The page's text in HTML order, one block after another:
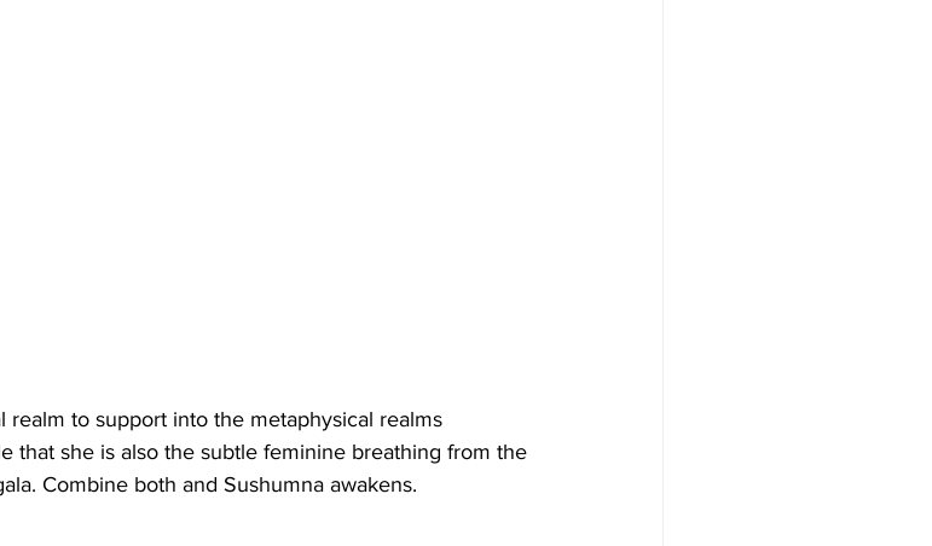
that she is also the subtle feminine breathing from the
Combine both and Sushumna awakens.